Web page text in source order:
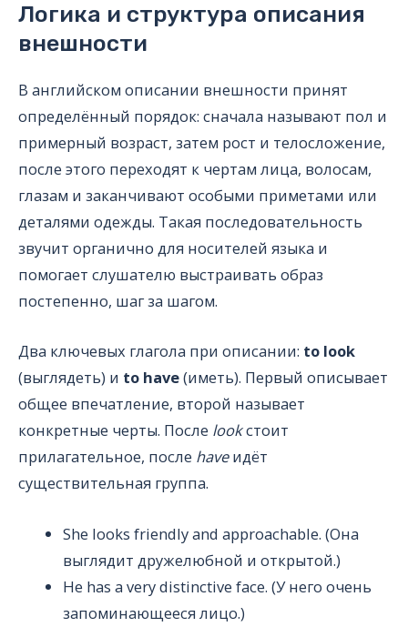
Логика и структура описания
внешности
В английском описании внешности принят
определённый порядок: сначала называют пол и
примерный возраст, затем рост и телосложение,
после этого переходят к чертам лица, волосам,
глазам и заканчивают особыми приметами или
деталями одежды. Такая последовательность
звучит органично для носителей языка и
помогает слушателю выстраивать образ
постепенно, шаг за шагом.
Два ключевых глагола при описании: to look
(выглядеть) и to have(иметь). Первый описывает
общее впечатление, второй называет
конкретные черты. После lookстоит
прилагательное, после haveидёт
существительная группа.
She looks friendly and approachable. (Она
выглядит дружелюбной и открытой.)
He has a very distinctive face. (У него очень
запоминающееся лицо.)